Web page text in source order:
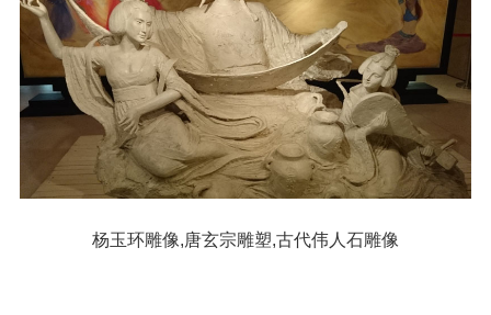
杨玉环雕像,唐玄宗雕塑,古代伟人石雕像